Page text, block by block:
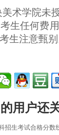
术学院未
生任何费
生注意甄别
的用户还
招生考试合格分数